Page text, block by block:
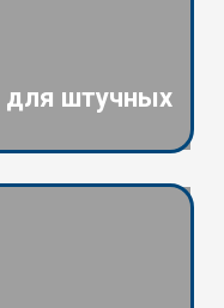
для штучных